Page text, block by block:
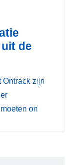
de
Ontrack zijn
on